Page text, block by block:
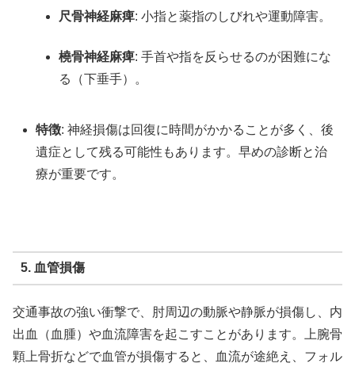
尺骨神経麻痺: 小指と薬指のしびれや運動障害。
橈骨神経麻痺: 手首や指を反らせるのが困難にな
る（下垂手）。
特徴: 神経損傷は回復に時間がかかることが多く、後
遺症として残る可能性もあります。早めの診断と治
療が重要です。
5. 血管損傷
交通事故の強い衝撃で、肘周辺の動脈や静脈が損傷し、内
出血（血腫）や血流障害を起こすことがあります。上腕骨
顆上骨折などで血管が損傷すると、血流が途絶え、フォル